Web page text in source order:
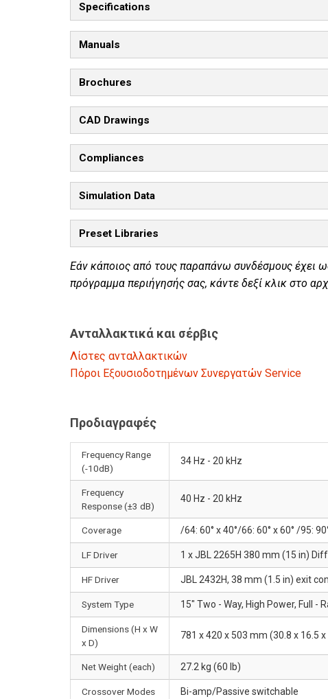
Specifications
Manuals
Brochures
CAD Drawings
Compliances
Simulation Data
Preset Libraries
Εάν κάποιος από τους παραπάνω συνδέσμους έχει
πρόγραμμα περιήγησής σας, κάντε δεξί κλικ στο
Ανταλλακτικά και σέρβις
Λίστες ανταλλακτικών
Πόροι Εξουσιοδοτημένων Συνεργατών Service
Προδιαγραφές
Frequency Range
(-10dB)
34 Hz - 20 kHz
Frequency
Response (±3 dB)
40 Hz - 20 kHz
Coverage /64: 60° x 40°/66: 60° x 60° /95:
LF Driver 1 x JBL 2265H 380 mm (15 in)
HF Driver JBL 2432H, 38 mm (1.5 in) exit
System Type 15" Two - Way, High Power, Full -
Dimensions (H x W
x D)
781 x 420 x 503 mm (30.8 x 16.5 x
Net Weight (each) 27.2 kg (60 lb)
Crossover Modes Bi-amp/Passive switchable